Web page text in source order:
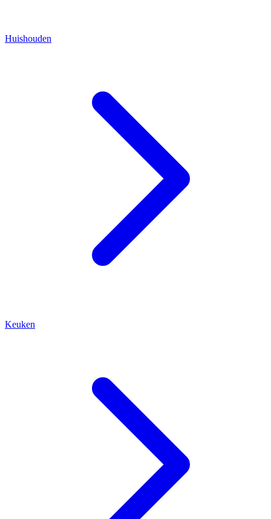
Huishouden
Keuken